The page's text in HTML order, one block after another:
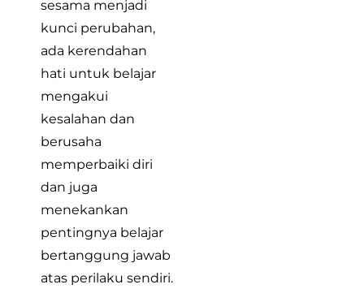
sesama menjadi
kunci perubahan,
ada kerendahan
hati untuk belajar
mengakui
kesalahan dan
berusaha
memperbaiki diri
dan juga
menekankan
pentingnya belajar
bertanggung jawab
atas perilaku sendiri.